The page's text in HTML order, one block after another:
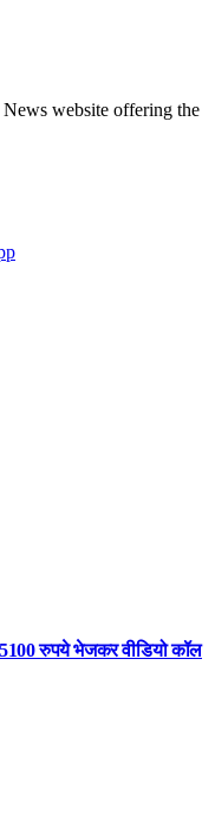
website offering the
रुपये भेजकर वीडियो कॉल